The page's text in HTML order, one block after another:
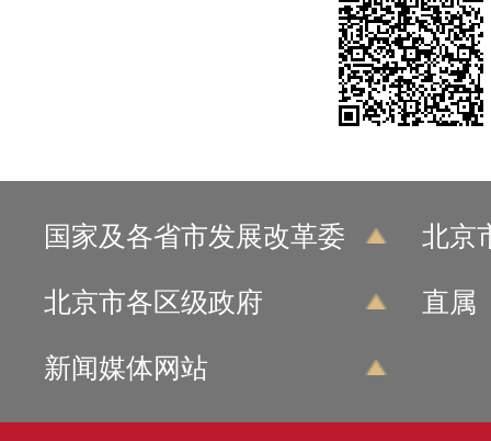
国家及各省市发展改革委 北京
北京市各区级政府 直属
新闻媒体网站